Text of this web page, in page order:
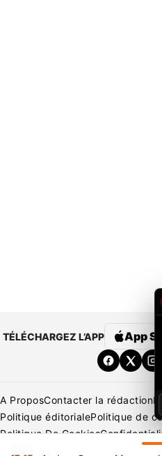
TÉLÉCHARGEZ L’APP App
A ProposContacter la rédaction
Politique éditorialePolitique de
Politique De Cookies